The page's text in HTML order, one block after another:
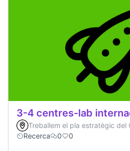
3-4 centres-lab
Treballem el pla estratègic del
Recerca
0 0